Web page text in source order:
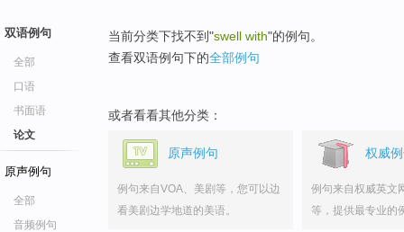
双语例句
全部
口语
书面语
论文
原声例句
全部
音频例句
当前分类下找不到"swell with"的例句。
查看双语例句下的全部例句
或者看看其他分类：
原声例句
例句来自VOA、美剧等，您可以边
看美剧边学地道的美语。
权威
例句来自权威英文
等，提供最专业的